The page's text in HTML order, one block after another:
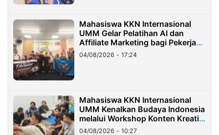
Mahasiswa KKN Internasional
UMM Gelar Pelatihan AI dan
Affiliate Marketing bagi Pekerja
Migran Indonesia di Taiwan
04/08/2026 - 17:24
Mahasiswa KKN Internasional
UMM Kenalkan Budaya Indonesia
melalui Workshop Konten Kreatif
di Taiwan
04/08/2026 - 10:27